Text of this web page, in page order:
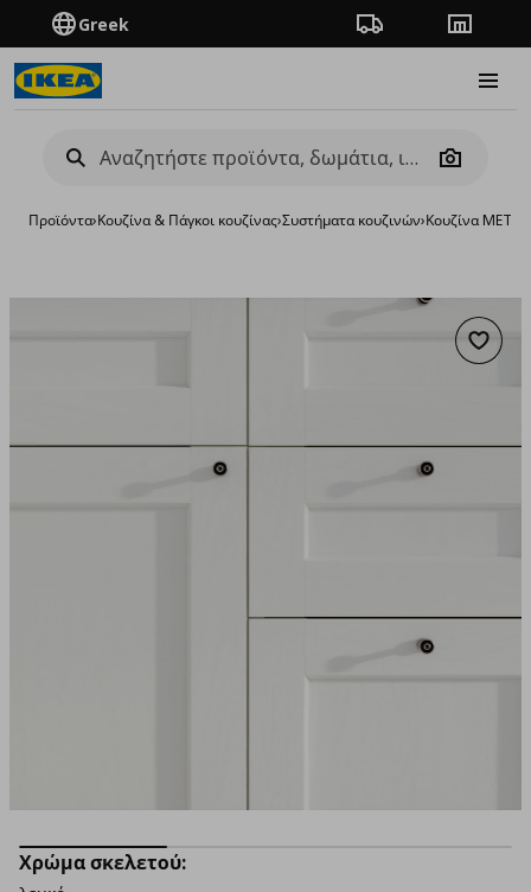
Greek Πορεία παραγγελίας
Camera
Προϊόντα›Κουζίνα & Πάγκοι κουζίνας›Συστήματα κουζινών›Κουζίνα
Χρώμα σκελετού: